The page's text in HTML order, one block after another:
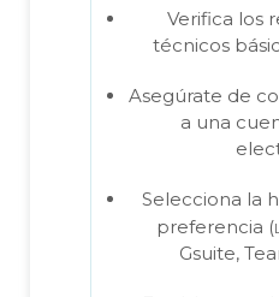
Verifica los
técnicos
Asegúrate de
a una
Selecciona la
preferencia (
Gsuite,